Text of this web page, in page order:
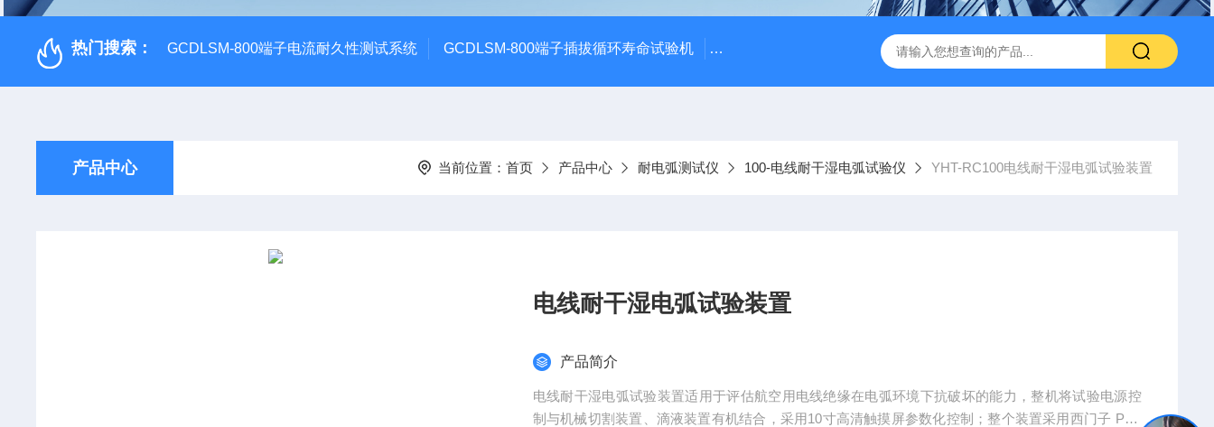
热门搜索： GCDLSM-800端子电流耐久性测试系统 GCDLSM-800端子插拔循环寿命试验机 GCDLSM-800端子高低温循环测试仪 GCDLSM-800端子电流循环寿命试
产品中心 当前位置： 首页 产品中心 耐电弧测试仪 100-电线耐干湿电弧试验仪 YHT-RC100电线耐干湿电弧试验装置
电线耐干湿电弧试验装置
产品简介
电线耐干湿电弧试验装置适用于评估航空用电线绝缘在电弧环境下抗破坏的能力，整机将试验电源控
制与机械切割装置、滴液装置有机结合，采用10寸高清触摸屏参数化控制；整个装置采用西门子 PLC